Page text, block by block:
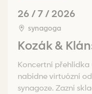
Kozák &
Koncertní přehlídka
nabídne virtuózní
synagoze. Zazní
26 / 7 / 2026
synagoga